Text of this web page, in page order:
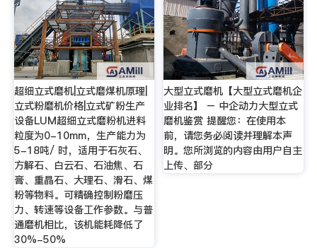
超细立式磨机|立式磨煤机原理|
立式粉磨机价格|立式矿粉生产
设备LUM超细立式磨粉机进料
粒度为0-10mm，生产能力为
5-18吨/ 时，适用于石灰石、
方解石、白云石、石油焦、石
膏、重晶石、大理石、滑石、煤
粉等物料。可精确控制粉磨压
力、转速等设备工作参数。与普
通磨机相比，该机能耗降低了
30%-50%
大型立式磨机【大型立式磨机企
业排名】 – 中企动力大型立式
磨机鉴赏 提醒您：在使用本
前，请您务必阅读并理解本声
明。您所浏览的内容由用户自主
上传、部分